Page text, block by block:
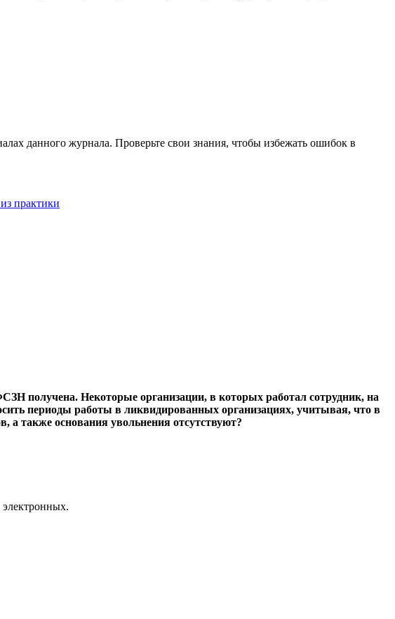
данного журнала. Проверьте свои знания, чтобы избежать ошибок в
практики
получена. Некоторые организации, в которых работал сотрудник, на
периоды работы в ликвидированных организациях, учитывая, что в
также основания увольнения отсутствуют?